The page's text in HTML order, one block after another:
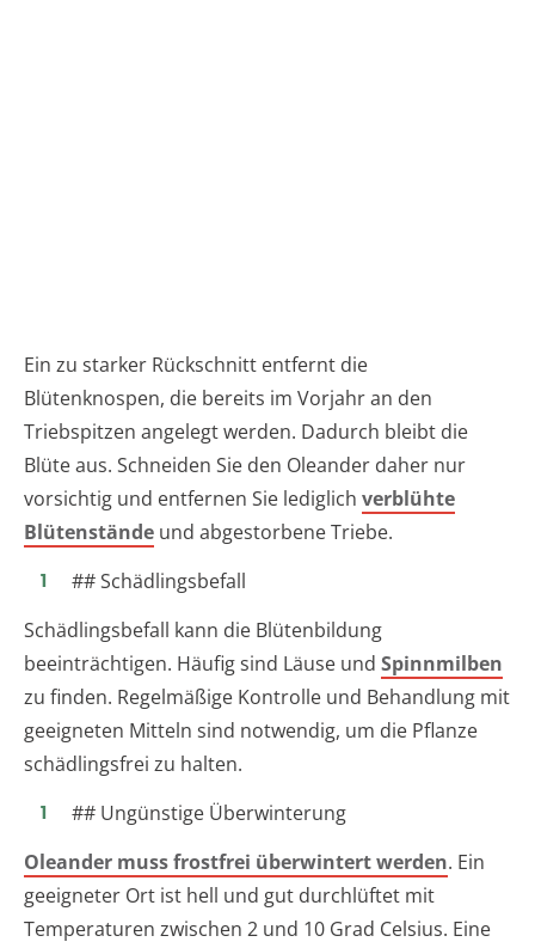
Ein zu starker Rückschnitt entfernt die
Blütenknospen, die bereits im Vorjahr an den
Triebspitzen angelegt werden. Dadurch bleibt die
Blüte aus. Schneiden Sie den Oleander daher nur
vorsichtig und entfernen Sie lediglich verblühte
Blütenstände und abgestorbene Triebe.
## Schädlingsbefall
Schädlingsbefall kann die Blütenbildung
beeinträchtigen. Häufig sind Läuse und Spinnmilben
zu finden. Regelmäßige Kontrolle und Behandlung mit
geeigneten Mitteln sind notwendig, um die Pflanze
schädlingsfrei zu halten.
## Ungünstige Überwinterung
Oleander muss frostfrei überwintert werden. Ein
geeigneter Ort ist hell und gut durchlüftet mit
Temperaturen zwischen 2 und 10 Grad Celsius. Eine